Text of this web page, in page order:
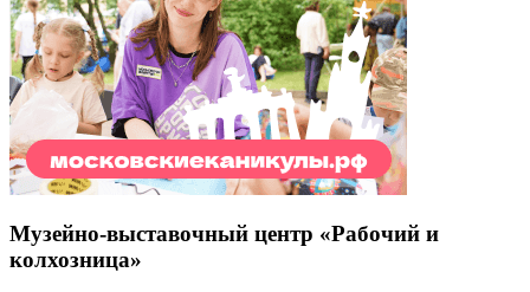
Музейно-выставочный центр «Рабочий и
колхозница»